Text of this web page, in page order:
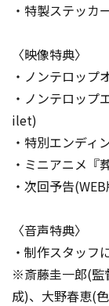
・特製ステッカ
〈映像特典〉
・ノンテロップ
・ノンテロッ
ilet)
・特別エンデ
・ミニアニメ
・次回予告
〈音声特典〉
・制作スタッフ
※斎藤圭一郎(監
成)、大野春恵(